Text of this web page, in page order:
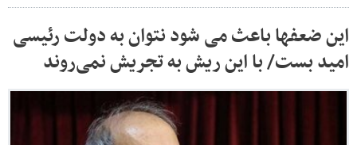
این ضعفها باعث می شود نتوان به دولت رئیسی
امید بست/ با این ریش به تجریش نمی‌روند